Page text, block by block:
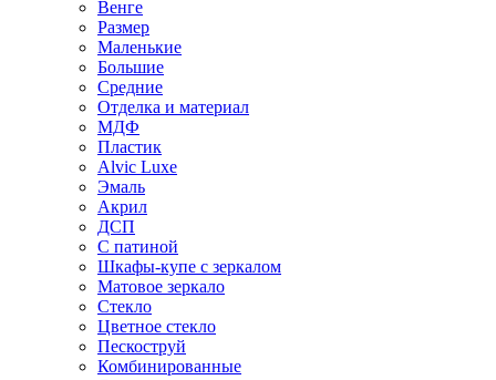
Венге
Размер
Маленькие
Большие
Средние
Отделка и материал
МДФ
Пластик
Alvic Luxe
Эмаль
Акрил
ДСП
С патиной
Шкафы-купе с зеркалом
Матовое зеркало
Стекло
Цветное стекло
Пескоструй
Комбинированные